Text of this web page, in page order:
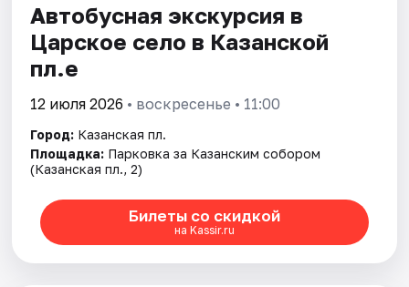
Автобусная экскурсия в
Царское село в Казанской
пл.е
12 июля 2026 • воскресенье • 11:00
Город: Казанская пл.
Площадка: Парковка за Казанским собором
(Казанская пл., 2)
Билеты со скидкой
на Kassir.ru